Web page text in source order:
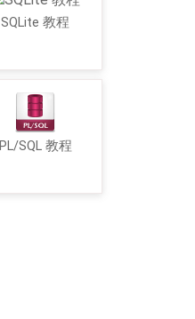
SQLite 教程
PL/SQL 教程